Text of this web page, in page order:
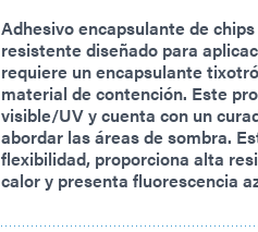
Adhesivo encapsulante de
resistente diseñado para
requiere un encapsulante
material de contención. Este
visible/UV y cuenta con un
abordar las áreas de sombra.
flexibilidad, proporciona alta
calor y presenta fluorescencia